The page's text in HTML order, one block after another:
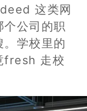
这类网
公司的职
学校里的
fresh 走校